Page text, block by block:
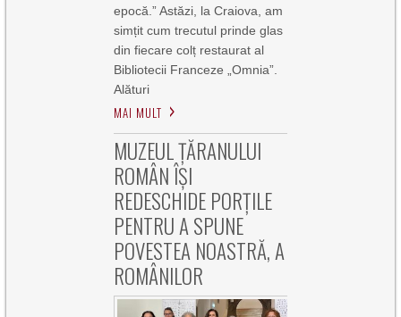
epocă.” Astăzi, la Craiova, am
simțit cum trecutul prinde glas
din fiecare colț restaurat al
Bibliotecii Franceze „Omnia”.
Alături
MAI MULT
MUZEUL ȚĂRANULUI
ROMÂN ÎȘI
REDESCHIDE PORȚILE
PENTRU A SPUNE
POVESTEA NOASTRĂ, A
ROMÂNILOR